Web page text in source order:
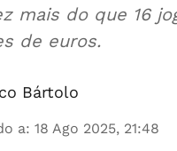
mais do que 16
de euros.
Bártolo
a: 18 Ago 2025, 21:48